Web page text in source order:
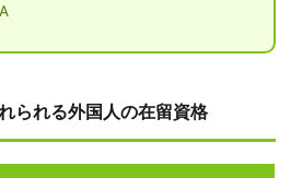
られる外国人の在留資格